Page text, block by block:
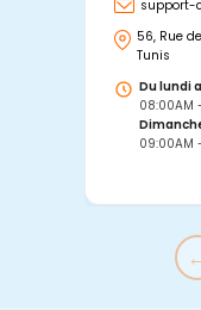
support-
56, Rue
Tunis
Du lundi
08:00AM
09:00AM